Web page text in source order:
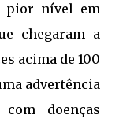
pior nível em
chegaram a
acima de 100
advertência
doenças